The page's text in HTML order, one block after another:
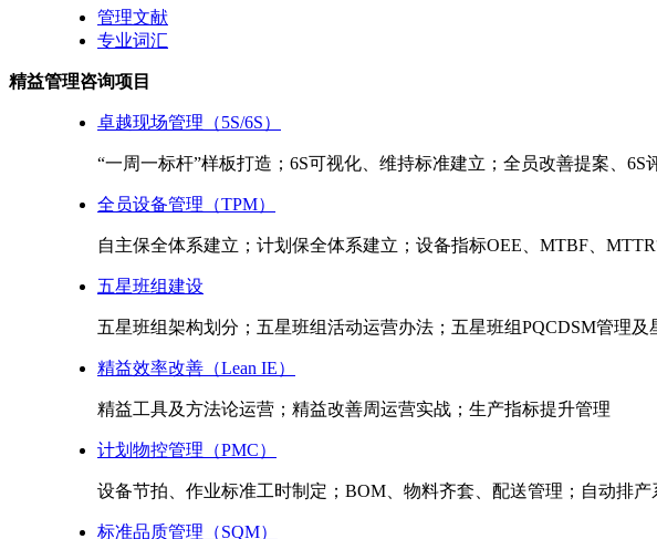
管理文献
专业词汇
精益管理咨询项目
卓越现场管理（5S/6S）
“一周一标杆”样板打造；6S可视化、维持标准建立；全员改善提案、6S
全员设备管理（TPM）
自主保全体系建立；计划保全体系建立；设备指标OEE、MTBF、
五星班组建设
五星班组架构划分；五星班组活动运营办法；五星班组PQCDSM管理及
精益效率改善（Lean IE）
精益工具及方法论运营；精益改善周运营实战；生产指标提升管理
计划物控管理（PMC）
设备节拍、作业标准工时制定；BOM、物料齐套、配送管理；自动排产
标准品质管理（SQM）